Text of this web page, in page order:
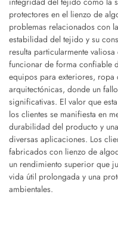
protectores en el lienzo de
problemas relacionados con
estabilidad del tejido y su
resulta particularmente
funcionar de forma confiable
equipos para exteriores,
arquitectónicas, donde un
significativas. El valor que
los clientes se manifiesta en
durabilidad del producto y
diversas aplicaciones. Los
fabricados con lienzo de
un rendimiento superior que
vida útil prolongada y una
ambientales.